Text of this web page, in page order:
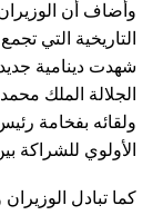
وأضاف أن
التاريخية التي
شهدت دينامية
ولقائه بفخامة
الأولوي للشراكة
كما تبادل